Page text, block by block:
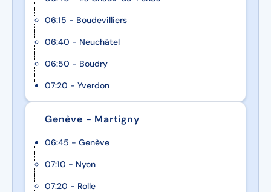
06:15 - Boudevilliers
06:40 - Neuchâtel
06:50 - Boudry
07:20 - Yverdon
Genève - Martigny
06:45 - Genève
07:10 - Nyon
07:20 - Rolle